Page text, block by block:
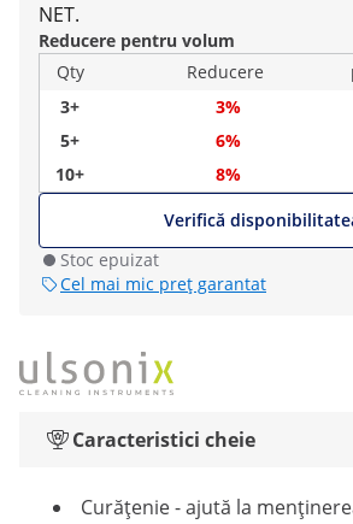
NET.
Reducere pentru volum
Qty
Reducere
3+
3%
5+
6%
10+
8%
Verifică
Stoc epuizat
Cel mai mic preț garantat
Caracteristici cheie
Curățenie - ajută la